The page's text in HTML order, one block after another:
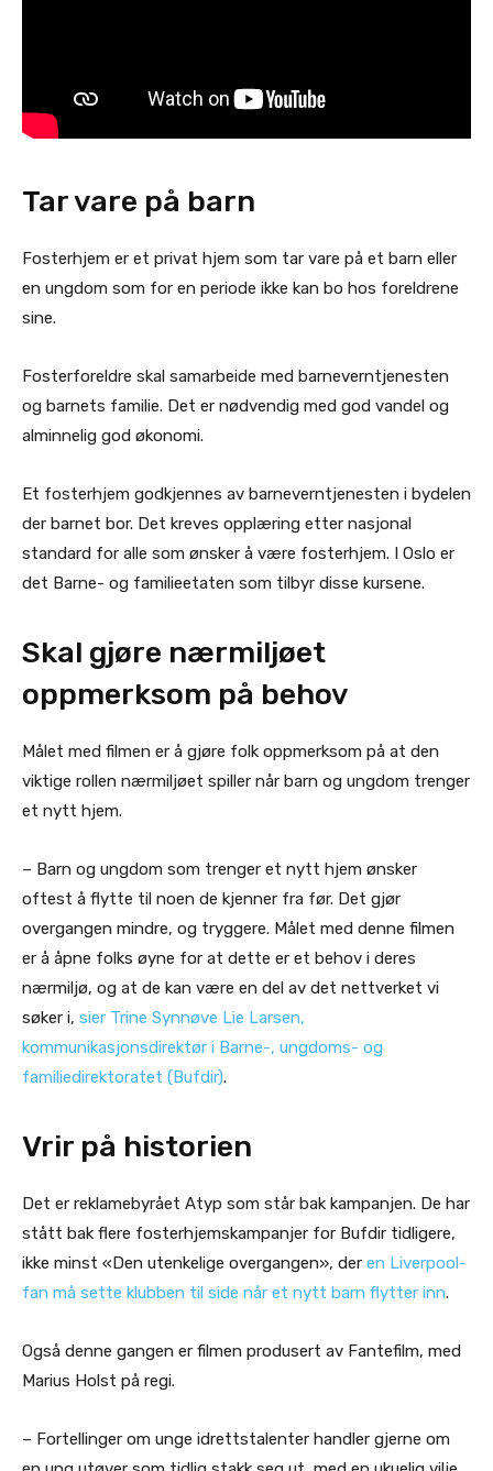
Tar vare på barn
Fosterhjem er et privat hjem som tar vare på et barn eller
en ungdom som for en periode ikke kan bo hos foreldrene
sine.
Fosterforeldre skal samarbeide med barneverntjenesten
og barnets familie. Det er nødvendig med god vandel og
alminnelig god økonomi.
Et fosterhjem godkjennes av barneverntjenesten i bydelen
der barnet bor. Det kreves opplæring etter nasjonal
standard for alle som ønsker å være fosterhjem. I Oslo er
det Barne- og familieetaten som tilbyr disse kursene.
Skal gjøre nærmiljøet
oppmerksom på behov
Målet med filmen er å gjøre folk oppmerksom på at den
viktige rollen nærmiljøet spiller når barn og ungdom trenger
et nytt hjem.
– Barn og ungdom som trenger et nytt hjem ønsker
oftest å flytte til noen de kjenner fra før. Det gjør
overgangen mindre, og tryggere. Målet med denne filmen
er å åpne folks øyne for at dette er et behov i deres
nærmiljø, og at de kan være en del av det nettverket vi
søker i, sier Trine Synnøve Lie Larsen,
kommunikasjonsdirektør i Barne-, ungdoms- og
familiedirektoratet (Bufdir).
Vrir på historien
Det er reklamebyrået Atyp som står bak kampanjen. De har
stått bak flere fosterhjemskampanjer for Bufdir tidligere,
ikke minst «Den utenkelige overgangen», der en Liverpool-
fan må sette klubben til side når et nytt barn flytter inn.
Også denne gangen er filmen produsert av Fantefilm, med
Marius Holst på regi.
– Fortellinger om unge idrettstalenter handler gjerne om